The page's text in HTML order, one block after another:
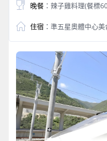
晚餐：辣子雞料理(餐標
住宿 ：準五星奧體中心